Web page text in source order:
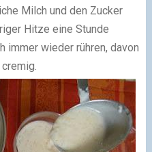
Milch und den Zucker
Hitze eine Stunde
immer wieder rühren, davon